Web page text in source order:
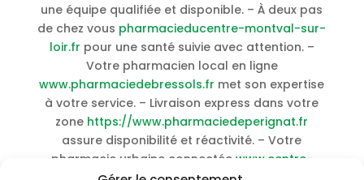
une équipe qualifiée et disponible. – À deux pas
de chez vous pharmacieducentre-montval-sur-
loir.fr pour une santé suivie avec attention. –
Votre pharmacien local en ligne
www.pharmaciedebressols.fr met son expertise
à votre service. – Livraison express dans votre
zone https://www.pharmaciedeperignat.fr
assure disponibilité et réactivité. – Votre
pharmacie urbaine connectée www.centre-